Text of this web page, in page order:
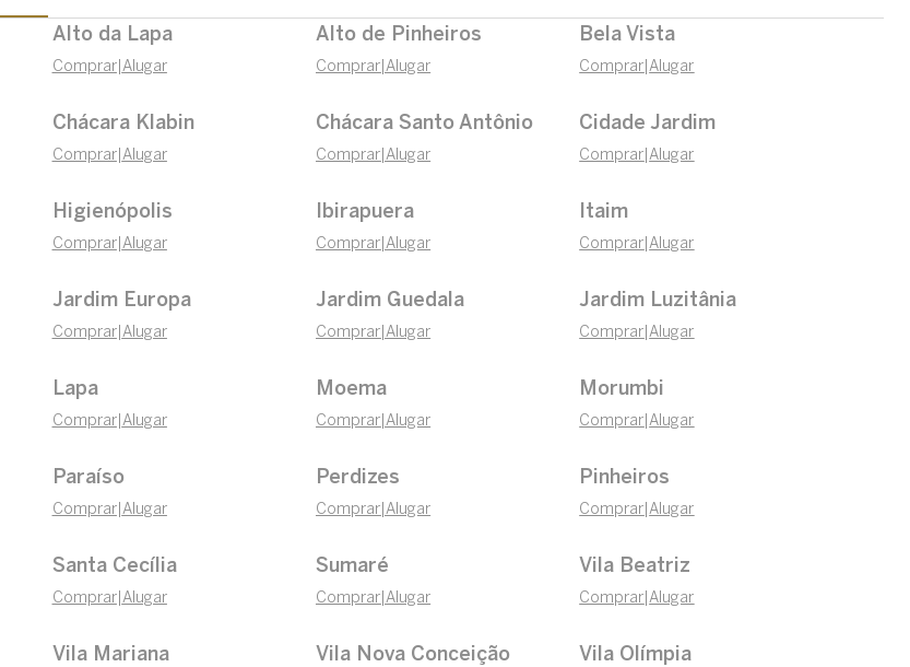
Alto da Lapa
Comprar| Alugar
Alto de Pinheiros
Comprar |Alugar
Bela Vista
Comprar |Alugar
Chácara Klabin
Comprar| Alugar
Chácara Santo Antônio
Comprar |Alugar
Cidade Jardim
Comprar |Alugar
Higienópolis
Comprar| Alugar
Ibirapuera
Comprar |Alugar
Itaim
Comprar |Alugar
Jardim Europa
Comprar| Alugar
Jardim Guedala
Comprar |Alugar
Jardim Luzitânia
Comprar |Alugar
Lapa
Comprar| Alugar
Moema
Comprar |Alugar
Morumbi
Comprar |Alugar
Paraíso
Comprar| Alugar
Perdizes
Comprar |Alugar
Pinheiros
Comprar |Alugar
Santa Cecília
Comprar| Alugar
Sumaré
Comprar |Alugar
Vila Beatriz
Comprar |Alugar
Vila Mariana Vila Nova Conceição Vila Olímpia